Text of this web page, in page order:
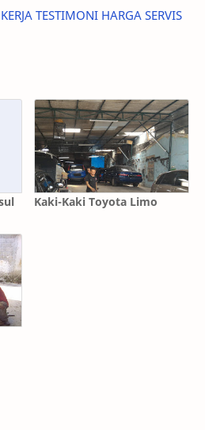
TESTIMONI HARGA SERVIS
Kaki-Kaki Toyota Limo